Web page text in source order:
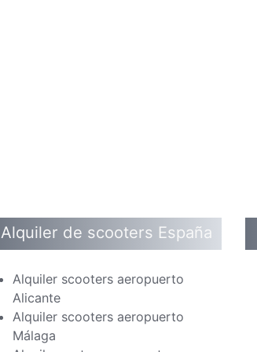
Alquiler de scooters España
Alquiler scooters aeropuerto
Alicante
Alquiler scooters aeropuerto
Málaga